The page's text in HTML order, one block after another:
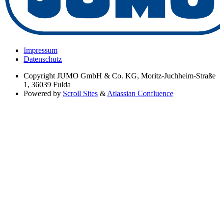
Impressum
Datenschutz
Copyright JUMO GmbH & Co. KG, Moritz-Juchheim-Straße
1, 36039 Fulda
Powered by Scroll Sites & Atlassian Confluence